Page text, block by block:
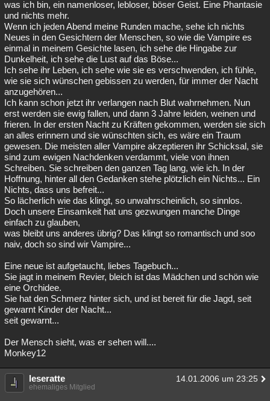
was ich bin, ein namenloser, lebloser, böser Geist. Eine Phantasie
und nichts mehr.
Wenn ich jeden Abend meine Runden mache, sehe ich nichts
Neues in den Gesichtern der Menschen, so wie die Vampire es
einmal in meinem Gesichte lasen, ich sehe die Hingabe zur
Dunkelheit, ich sehe die Lust auf das Böse...
Ich sehe ihr Leben, ich sehe wie sie es verschwenden, ich fühle,
wie sie sich wünschen gebissen zu werden, für immer der Nacht
anzugehören...
Ich kann schon jetzt ihr verlangen nach Blut wahrnehmen. Nun
erst werden sie ewig fallen, und dann 3 Jahre leiden, weinen und
frieren. In der ersten Nacht zu Kräften gekommen, werden sie sich
an alles erinnern und sie wünschten sich, es wäre ein Traum
gewesen. Die meisten aller Vampire akzeptieren ihr Schicksal, sie
sind zum ewigen Nachdenken verdammt, viele von ihnen
Schreiben. Sie schreiben den ganzen Tag lang, wie ich. In der
Hoffnung, hinter all den Gedanken stehe plötzlich ein Nichts... Ein
Nichts, dass uns befreit...
So lächerlich wie das klingt, so unwahrscheinlich, so sinnlos.
Doch unsere Einsamkeit hat uns gezwungen manche Dinge
einfach zu glauben,
was bleibt uns anderes übrig? Das klingt so romantisch und soo
naiv, doch so sind wir Vampire...
Eine neue ist aufgetaucht, liebes Tagebuch...
Sie jagt in meinem Revier, bleich ist das Mädchen und schön wie
eine Orchidee.
Sie hat den Schmerz hinter sich, und ist bereit für die Jagd, seit
gewarnt Kinder der Nacht...
seit gewarnt...
Der Mensch sieht, was er sehen will....
Monkey12
leseratte 14.01.2006 um 23:25
ehemaliges Mitglied